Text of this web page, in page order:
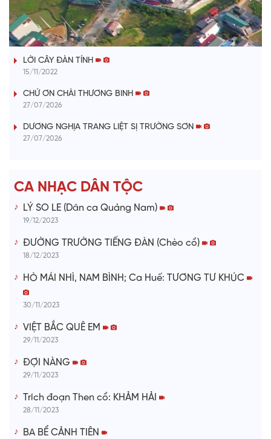
l
a
V
i
e
o
TIẾNG TÍNH QUÊ HƯƠNG
LỜI CÂY ĐÀN TÍNH
15/11/2022
CHỨ ƠN CHÀI THƯƠNG BINH
27/07/2026
DƯƠNG NGHỊA TRANG LIỆT SỊ TRƯỜNG SƠN
27/07/2026
CA NHẠC DÂN TỘC
LÝ SO LE (Dân ca Quảng Nam)
19/12/2023
ĐƯỜNG TRƯỜNG TIẾNG ĐÀN (Chèo cổ)
18/12/2023
HÒ MÁI NHÌ, NAM BÌNH; Ca Huế: TƯƠNG TƯ KHÚC
30/11/2023
VIỆT BẮC QUÊ EM
29/11/2023
ĐỢI NÀNG
29/11/2023
Trích đoạn Then cổ: KHẢM HẢI
28/11/2023
BA BỂ CẢNH TIÊN